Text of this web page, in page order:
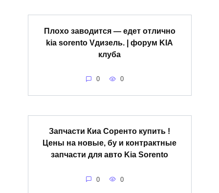
Плохо заводится — едет отлично
kia sorento Vдизель. | форум KIA
клуба
0 0
Запчасти Киа Соренто купить !
Цены на новые, бу и контрактные
запчасти для авто Kia Sorento
0 0